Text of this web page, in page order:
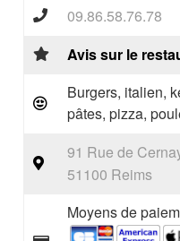
09.86.58.76.78
Avis sur le
Burgers, italien,
pâtes, pizza,
91 Rue de
51100 Reims
Moyens de